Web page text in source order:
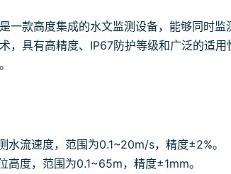
一款高度集成的水文监测设备，能够同时监
，具有高精度、IP67防护等级和广泛的适
水流速度，范围为0.1~20m/s，精度±2%。
高度，范围为0.1~65m，精度±1mm。